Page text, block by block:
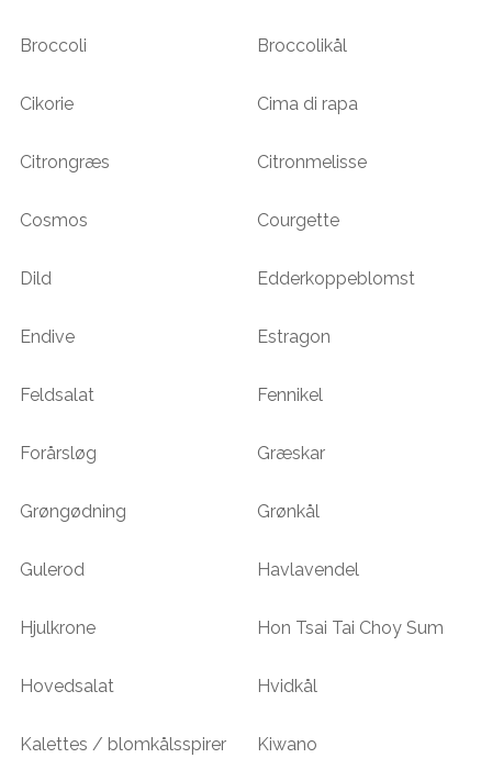
Broccoli Broccolikål
Cikorie Cima di rapa
Citrongræs Citronmelisse
Cosmos Courgette
Dild Edderkoppeblomst
Endive Estragon
Feldsalat Fennikel
Forårsløg Græskar
Grøngødning Grønkål
Gulerod Havlavendel
Hjulkrone Hon Tsai Tai Choy Sum
Hovedsalat Hvidkål
Kalettes / blomkålsspirer Kiwano